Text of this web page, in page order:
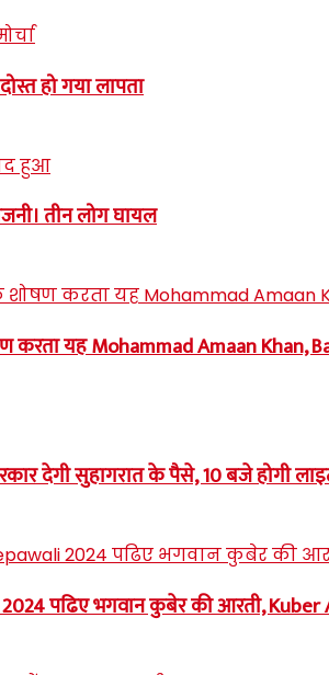
हो गया लापता
तीन लोग घायल
यह Mohammad Amaan Khan,
देगी सुहागरात के पैसे, 10 बजे होगी
पढिए भगवान कुबेर की आरती,